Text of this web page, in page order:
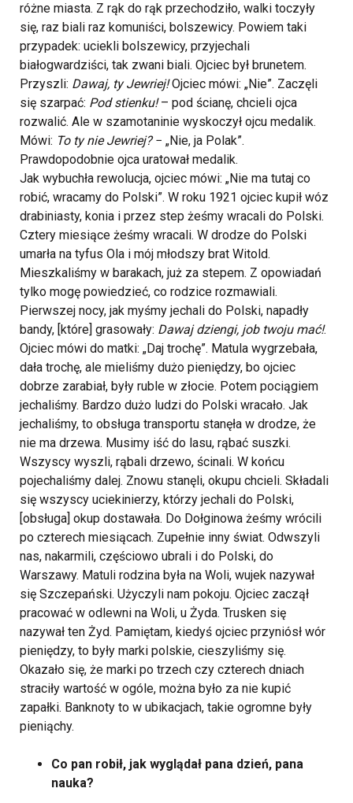
różne miasta. Z rąk do rąk przechodziło, walki toczyły
się, raz biali raz komuniści, bolszewicy. Powiem taki
przypadek: uciekli bolszewicy, przyjechali
białogwardziści, tak zwani biali. Ojciec był brunetem.
Przyszli: Dawaj, ty Jewriej!Ojciec mówi: „Nie”. Zaczęli
się szarpać: Pod stienku!– pod ścianę, chcieli ojca
rozwalić. Ale w szamotaninie wyskoczył ojcu medalik.
Mówi: To ty nie Jewriej?− „Nie, ja Polak”.
Prawdopodobnie ojca uratował medalik.
Jak wybuchła rewolucja, ojciec mówi: „Nie ma tutaj co
robić, wracamy do Polski”. W roku 1921 ojciec kupił wóz
drabiniasty, konia i przez step żeśmy wracali do Polski.
Cztery miesiące żeśmy wracali. W drodze do Polski
umarła na tyfus Ola i mój młodszy brat Witold.
Mieszkaliśmy w barakach, już za stepem. Z opowiadań
tylko mogę powiedzieć, co rodzice rozmawiali.
Pierwszej nocy, jak myśmy jechali do Polski, napadły
bandy, [które] grasowały: Dawaj dziengi, job twoju mać!.
Ojciec mówi do matki: „Daj trochę”. Matula wygrzebała,
dała trochę, ale mieliśmy dużo pieniędzy, bo ojciec
dobrze zarabiał, były ruble w złocie. Potem pociągiem
jechaliśmy. Bardzo dużo ludzi do Polski wracało. Jak
jechaliśmy, to obsługa transportu stanęła w drodze, że
nie ma drzewa. Musimy iść do lasu, rąbać suszki.
Wszyscy wyszli, rąbali drzewo, ścinali. W końcu
pojechaliśmy dalej. Znowu stanęli, okupu chcieli. Składali
się wszyscy uciekinierzy, którzy jechali do Polski,
[obsługa] okup dostawała. Do Dołginowa żeśmy wrócili
po czterech miesiącach. Zupełnie inny świat. Odwszyli
nas, nakarmili, częściowo ubrali i do Polski, do
Warszawy. Matuli rodzina była na Woli, wujek nazywał
się Szczepański. Użyczyli nam pokoju. Ojciec zaczął
pracować w odlewni na Woli, u Żyda. Trusken się
nazywał ten Żyd. Pamiętam, kiedyś ojciec przyniósł wór
pieniędzy, to były marki polskie, cieszyliśmy się.
Okazało się, że marki po trzech czy czterech dniach
straciły wartość w ogóle, można było za nie kupić
zapałki. Banknoty to w ubikacjach, takie ogromne były
pieniąchy.
Co pan robił, jak wyglądał pana dzień, pana
nauka?